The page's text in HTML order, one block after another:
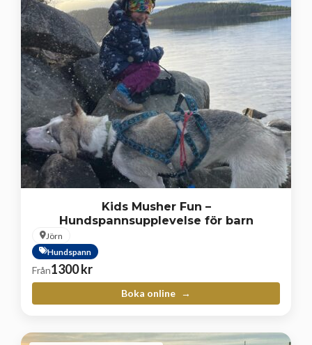
Kids Musher Fun –
Hundspannsupplevelse för barn
Jörn
Hundspann
Från1300kr
Boka online